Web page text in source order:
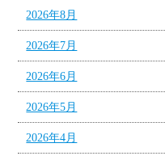
2026年8月
2026年7月
2026年6月
2026年5月
2026年4月